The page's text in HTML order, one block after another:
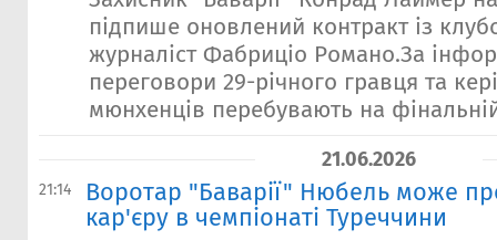
підпише оновлений контракт із
журналіст Фабриціо Романо.За
переговори 29-річного гравця та
мюнхенців перебувають на фінальній
21.06.2026
21:14
Воротар "Баварії" Нюбель може
кар'єру в чемпіонаті Туреччини